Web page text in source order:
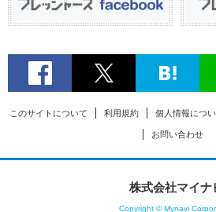
このサイトについて 利用規約 個人情報につ
お問い合わせ
株式会社マイナ
Copyright © Mynavi